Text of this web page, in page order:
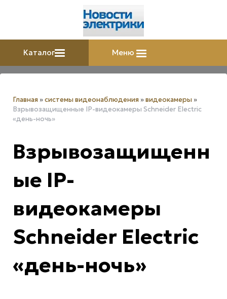
Каталог Меню
Главная »системы видеонаблюдения »видеокамеры »
Взрывозащищенные IP-видеокамеры Schneider Electric
«день-ночь»
Взрывозащищенн
ые IP-
видеокамеры
Schneider Electric
«день-ночь»